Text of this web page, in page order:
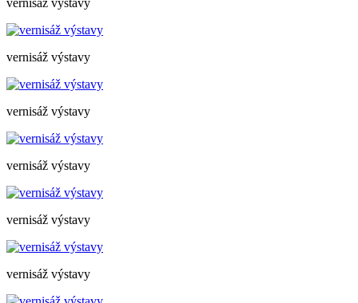
vernisáž výstavy
vernisáž výstavy
vernisáž výstavy
vernisáž výstavy
vernisáž výstavy